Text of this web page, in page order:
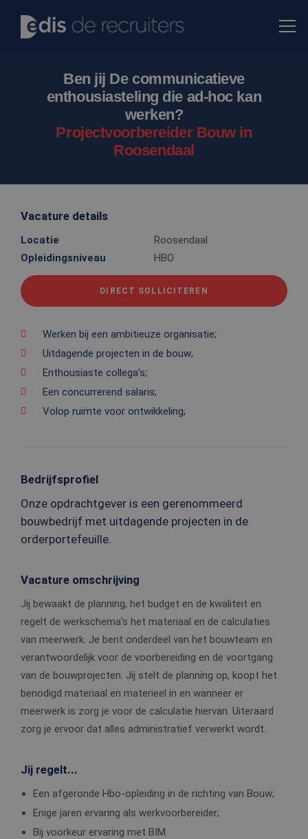
Ben jij De communicatieve
enthousiasteling die ad-hoc kan
werken?
Projectvoorbereider Bouw in
Roosendaal
Vacature details
Locatie
Roosendaal
Opleidingsniveau
HBO
DIRECT SOLLICITEREN
Werken bij een ambitieuze organisatie;
Uitdagende projecten in de bouw;
Enthousiaste collega’s;
Een concurrerend salaris;
Volop ruimte voor ontwikkeling;
Bedrijfsprofiel
Onze opdrachtgever is een gerenommeerd
bouwbedrijf met uitdagende projecten in de
orderportefeuille.
Vacature omschrijving
Jij bewaakt de planning, het budget en de kwaliteit en
regelt de werkschema’s het materiaal en de calculaties
van meerwerk. Je bent onderdeel van het bouwteam en
verantwoordelijk voor de voorbereiding en de voortgang
van de bouwprojecten. Jij stelt de planning op, koopt het
benodigd materiaal en materieel in en wanneer er
meerwerk is zorg je voor de calculatie hiervan. Uiteraard
zorg je ervoor dat alles administratief verwerkt wordt.
Jij regelt...
Een afgeronde Hbo-opleiding in de richting van Bouw;
Enige jaren ervaring als werkvoorbereider;
Bij voorkeur ervaring met BIM